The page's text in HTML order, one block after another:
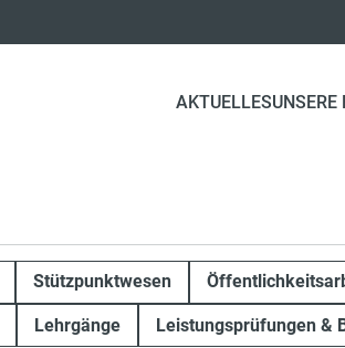
AKTUELLESUNSERE
Stützpunktwesen
Lehrgänge Leistungsprüfungen &